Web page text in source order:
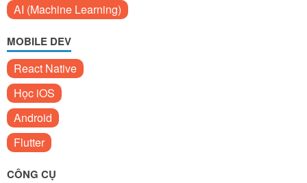
AI (Machine Learning)
MOBILE DEV
React Native
Học iOS
Android
Flutter
CÔNG CỤ